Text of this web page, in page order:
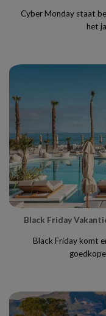
Cyber Monday staat
het
Black Friday
Black Friday komt